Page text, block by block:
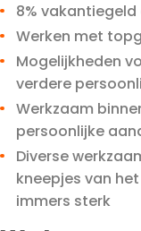
8%
Werken met
Mogelijkheden
verdere
Werkzaam
persoonlijke
Diverse
kneepjes van
immers sterk